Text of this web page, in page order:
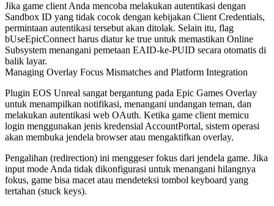
Jika game client Anda mencoba melakukan autentikasi dengan
Sandbox ID yang tidak cocok dengan kebijakan Client Credentials,
permintaan autentikasi tersebut akan ditolak. Selain itu, flag
bUseEpicConnectharus diatur ke true untuk memastikan Online
Subsystem menangani pemetaan EAID-ke-PUID secara otomatis di
balik layar.
Managing Overlay Focus Mismatches and Platform Integration
Plugin EOS Unreal sangat bergantung pada Epic Games Overlay
untuk menampilkan notifikasi, menangani undangan teman, dan
melakukan autentikasi web OAuth. Ketika game client memicu
login menggunakan jenis kredensialAccountPortal, sistem operasi
akan membuka jendela browser atau mengaktifkan overlay.
Pengalihan (redirection) ini menggeser fokus dari jendela game. Jika
input mode Anda tidak dikonfigurasi untuk menangani hilangnya
fokus, game bisa macet atau mendeteksi tombol keyboard yang
tertahan (stuck keys).